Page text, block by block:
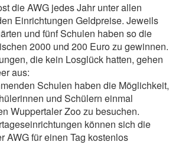
die AWG jedes Jahr unter allen
Einrichtungen Geldpreise. Jeweils
und fünf Schulen haben so die
2000 und 200 Euro zu gewinnen.
die kein Losglück hatten, gehen
aus:
Schulen haben die Möglichkeit,
und Schülern einmal
Wuppertaler Zoo zu besuchen.
können sich die
AWG für einen Tag kostenlos